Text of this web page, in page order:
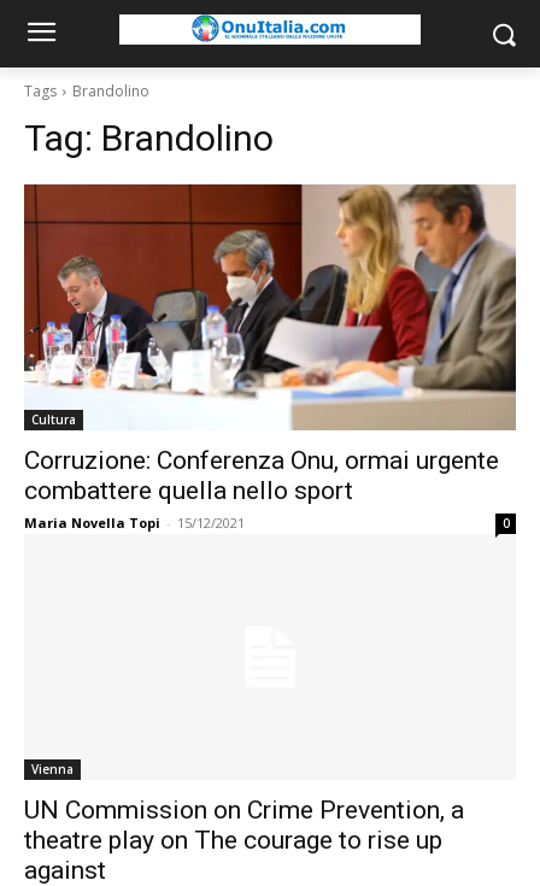
Tags Brandolino
Tag: Brandolino
Cultura
Corruzione: Conferenza Onu, ormai urgente
combattere quella nello sport
Maria Novella Topi - 15/12/2021 0
Vienna
UN Commission on Crime Prevention, a
theatre play on The courage to rise up
against